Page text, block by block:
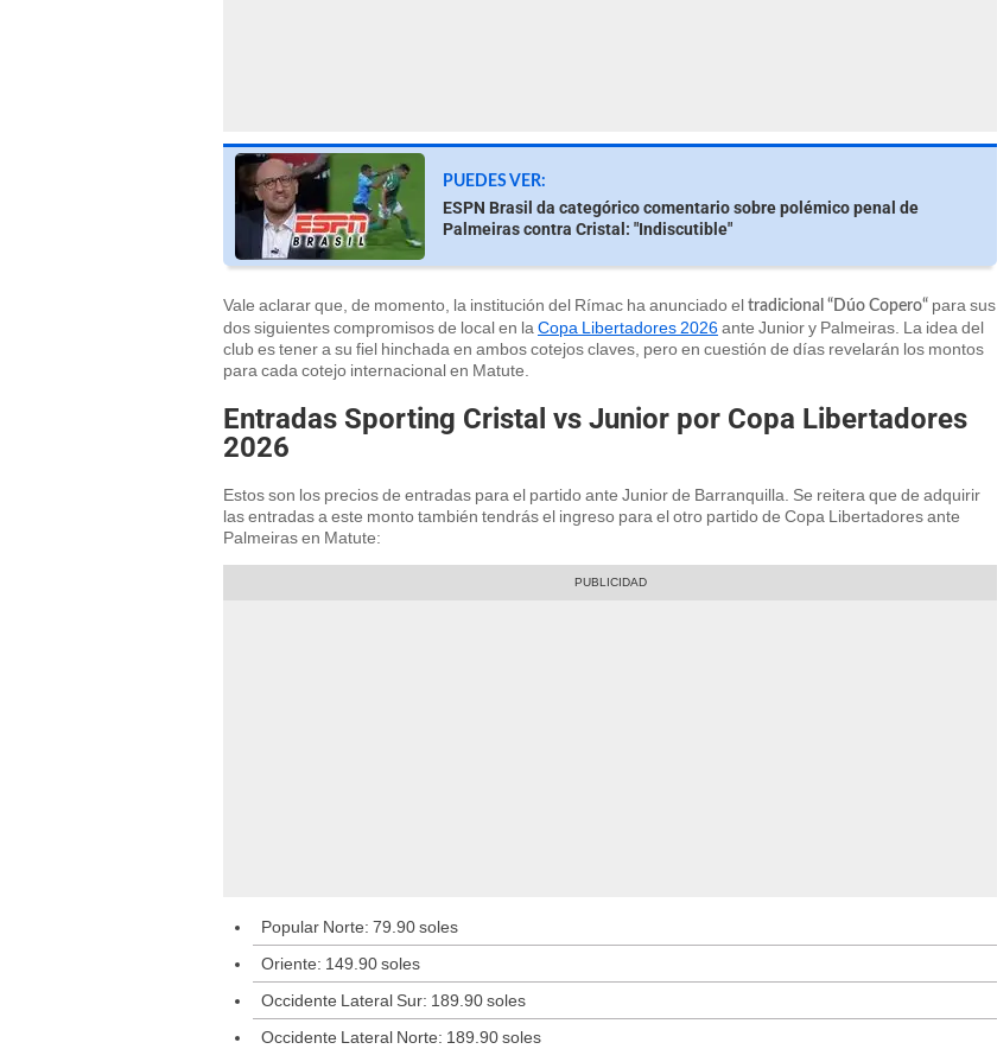
PUEDES VER:
ESPN Brasil da categórico comentario sobre polémico penal de
Palmeiras contra Cristal: "Indiscutible"
Vale aclarar que, de momento, la institución del Rímac ha anunciado el tradicional “Dúo Copero“ para sus
dos siguientes compromisos de local en la Copa Libertadores 2026ante Junior y Palmeiras. La idea del
club es tener a su fiel hinchada en ambos cotejos claves, pero en cuestión de días revelarán los montos
para cada cotejo internacional en Matute.
Entradas Sporting Cristal vs Junior por Copa Libertadores
2026
Estos son los precios de entradas para el partido ante Junior de Barranquilla. Se reitera que de adquirir
las entradas a este monto también tendrás el ingreso para el otro partido de Copa Libertadores ante
Palmeiras en Matute:
Popular Norte: 79.90 soles
Oriente: 149.90 soles
Occidente Lateral Sur: 189.90 soles
Occidente Lateral Norte: 189.90 soles